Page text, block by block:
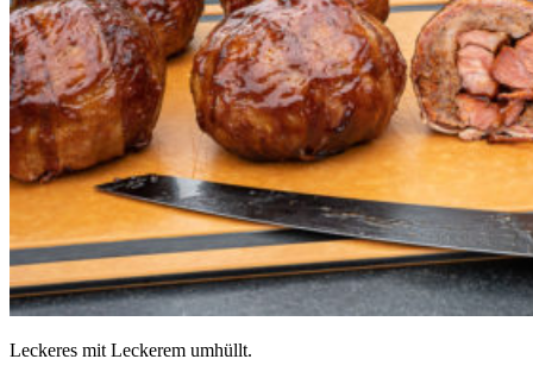
Leckeres mit Leckerem umhüllt.